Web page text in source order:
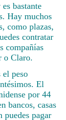
bastante
Hay muchos
como plazas,
contratar
compañías
o Claro.
peso
El
por 44
bancos, casas
puedes pagar